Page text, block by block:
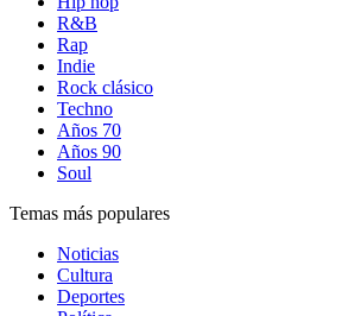
R&B
Rap
Indie
Rock clásico
Techno
Años 70
Años 90
Soul
Temas más populares
Noticias
Cultura
Deportes